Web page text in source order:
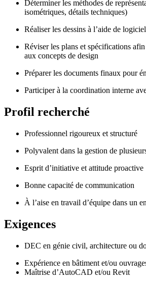
Déterminer les méthodes de
isométriques, détails techniques)
Réaliser les dessins à l’aide de
Réviser les plans et spécifications
aux concepts de design
Préparer les documents finaux pour
Participer à la coordination interne
Profil recherché
Professionnel rigoureux et structuré
Polyvalent dans la gestion de
Esprit d’initiative et attitude proactive
Bonne capacité de communication
À l’aise en travail d’équipe dans un
Exigences
DEC en génie civil, architecture ou
Expérience en bâtiment et/ou
Maîtrise d’AutoCAD et/ou Revit